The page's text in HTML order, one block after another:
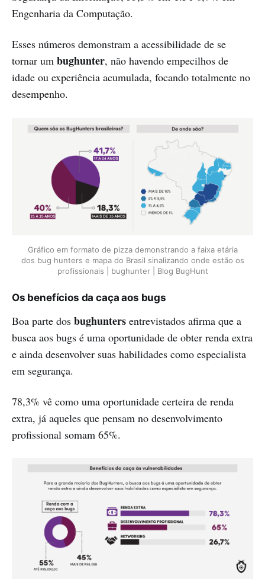
Engenharia da Computação.
Esses números demonstram a acessibilidade de se
tornar um bughunter, não havendo empecilhos de
idade ou experiência acumulada, focando totalmente no
desempenho.
Gráfico em formato de pizza demonstrando a faixa etária
dos bug hunters e mapa do Brasil sinalizando onde estão os
profissionais | bughunter | Blog BugHunt
Os benefícios da caça aos bugs
Boa parte dos bughunters entrevistados afirma que a
busca aos bugs é uma oportunidade de obter renda extra
e ainda desenvolver suas habilidades como especialista
em segurança.
78,3% vê como uma oportunidade certeira de renda
extra, já aqueles que pensam no desenvolvimento
profissional somam 65%.